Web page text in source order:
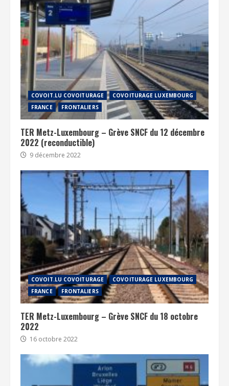
COVOIT.LU COVOITURAGE
COVOITURAGE LUXEMBOURG
FRANCE
FRONTALIERS
TER Metz-Luxembourg – Grève SNCF du 12 décembre
2022 (reconductible)
9 décembre 2022
COVOIT.LU COVOITURAGE
COVOITURAGE LUXEMBOURG
FRANCE
FRONTALIERS
TER Metz-Luxembourg – Grève SNCF du 18 octobre
2022
16 octobre 2022